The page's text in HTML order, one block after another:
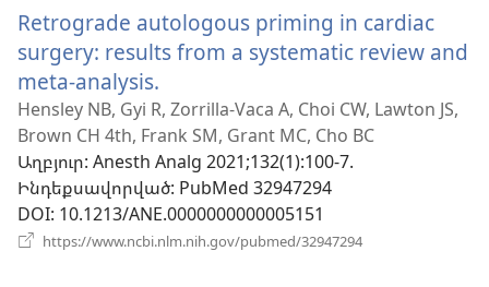
Retrograde autologous priming in cardiac
surgery: results from a systematic review and
meta-analysis.
է
նոր
պատուհան)
Hensley NB, Gyi R, Zorrilla-Vaca A, Choi CW, Lawton JS,
Brown CH 4th, Frank SM, Grant MC, Cho BC
Աղբյուր‎: Anesth Analg 2021;132(1):100-7.
Ինդեքսավորված‎: PubMed 32947294
DOI‎: 10.1213/ANE.0000000000005151
https://www.ncbi.nlm.nih.gov/pubmed/32947294